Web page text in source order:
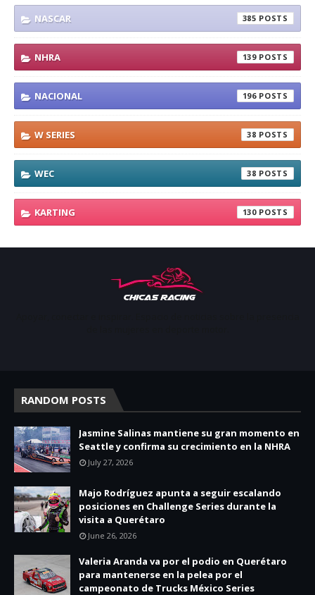
NASCAR 385
NHRA 139
NACIONAL 196
W SERIES 38
WEC 38
KARTING 130
RANDOM POSTS
Jasmine Salinas mantiene su gran momento en
Seattle y confirma su crecimiento en la NHRA
July 27, 2026
Majo Rodríguez apunta a seguir escalando
posiciones en Challenge Series durante la
visita a Querétaro
June 26, 2026
Valeria Aranda va por el podio en Querétaro
para mantenerse en la pelea por el
campeonato de Trucks México Series